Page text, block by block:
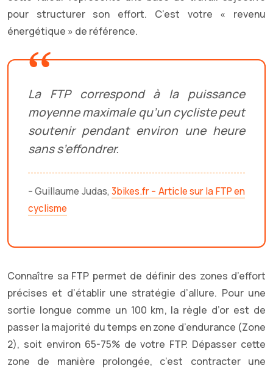
pour structurer son effort. C’est votre « revenu
énergétique » de référence.
La FTP correspond à la puissance
moyenne maximale qu’un cycliste peut
soutenir pendant environ une heure
sans s’effondrer.
– Guillaume Judas, 3bikes.fr – Article sur la FTP en
cyclisme
Connaître sa FTP permet de définir des zones d’effort
précises et d’établir une stratégie d’allure. Pour une
sortie longue comme un 100 km, la règle d’or est de
passer la majorité du temps en zone d’endurance (Zone
2), soit environ 65-75% de votre FTP. Dépasser cette
zone de manière prolongée, c’est contracter une